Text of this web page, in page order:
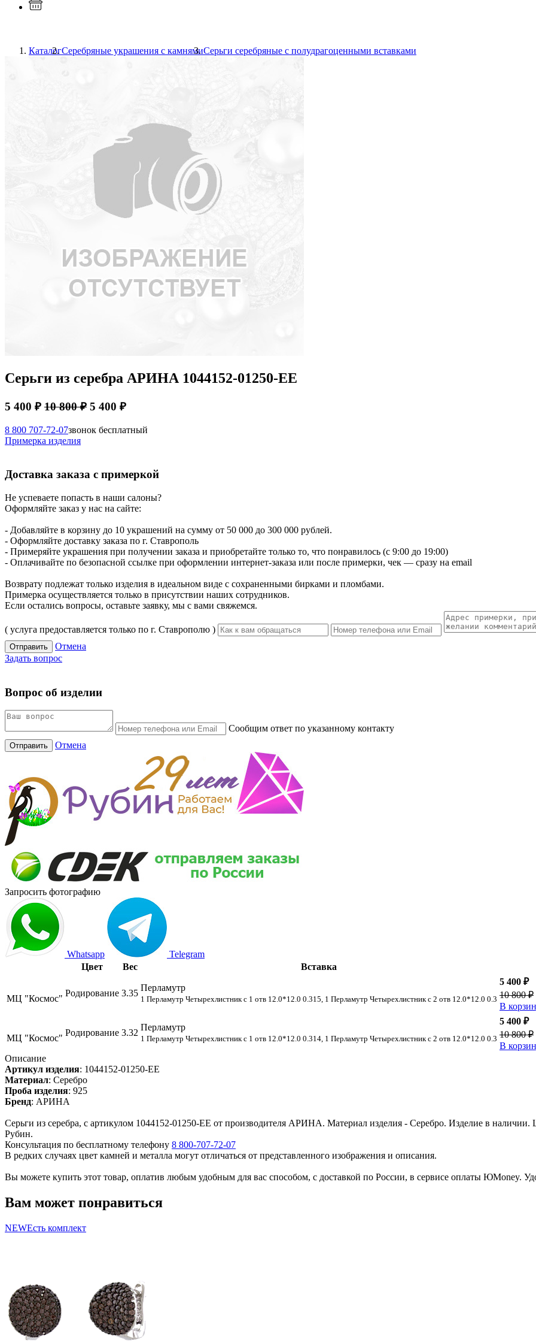
КаталогСеребряные украшения с камнямиСерьги серебряные с полудрагоценными вставками
Серьги из серебра АРИНА 1044152-01250-EE
5 400 ₽ 10 800 ₽ 5 400 ₽
8 800 707-72-07звонок бесплатный
Примерка изделия
Доставка заказа с примеркой
Не успеваете попасть в наши салоны?
Оформляйте заказ у нас на сайте:
- Добавляйте в корзину до 10 украшений на сумму от 50 000 до 300 000 рублей.
- Оформляйте доставку заказа по г. Ставрополь
- Примеряйте украшения при получении заказа и приобретайте только то, что понравилось (с 9:00 до 19:00)
- Оплачивайте по безопасной ссылке при оформлении интернет-заказа или после примерки, чек — сразу на email
Возврату подлежат только изделия в идеальном виде с сохраненными бирками и пломбами.
Примерка осуществляется только в присутствии наших сотрудников.
Если остались вопросы, оставьте заявку, мы с вами свяжемся.
( услуга предоставляется только по г. Ставрополю )
Отправить
Отмена
Задать вопрос
Вопрос об изделии
Сообщим ответ по указанному контакту
Отправить Отмена
Запросить фотографию
Whatsapp
Telegram
Цвет
Вес Вставка
МЦ "Космос"
Родирование 3.35
Перламутр
1 Перламутр Четырехлистник с 1 отв 12.0*12.0 0.315, 1 Перламутр Четырехлистник с 2 отв 12.0*12.0 0.3
5 400 ₽
10 800 ₽
В
МЦ "Космос"
Родирование 3.32
Перламутр
1 Перламутр Четырехлистник с 1 отв 12.0*12.0 0.314, 1 Перламутр Четырехлистник с 2 отв 12.0*12.0 0.3
5 400 ₽
10 800 ₽
В
Описание
Артикул изделия: 1044152-01250-EE
Материал: Серебро
Проба изделия: 925
Бренд: АРИНА
Серьги из серебра, с артикулом 1044152-01250-EE от производителя АРИНА. Материал изделия - Серебро. Изделие в наличии.
Рубин.
Консультация по бесплатному телефону 8 800-707-72-07
В редких случаях цвет камней и металла могут отличаться от представленного изображения и описания.
Вы можете купить этот товар, оплатив любым удобным для вас способом, с доставкой по России, в сервисе оплаты ЮMoney.
Вам может понравиться
NEWЕсть комплект